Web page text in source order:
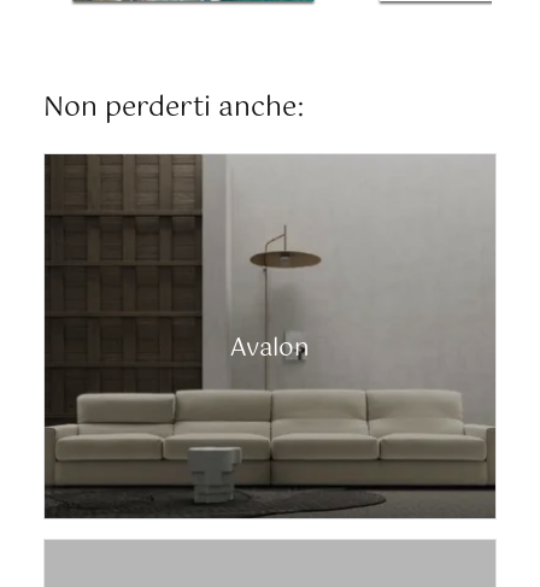
Non perderti anche:
Avalon